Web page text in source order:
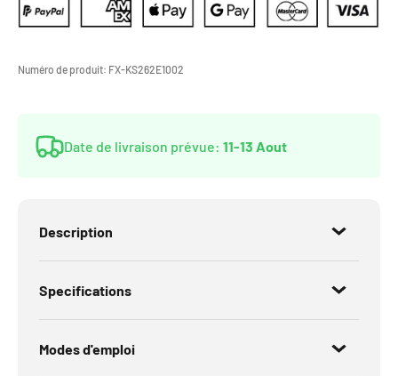
Numéro de produit: FX-KS262E1002
Date de livraison prévue: 11-13 Aout
Description
Specifications
Modes d'emploi